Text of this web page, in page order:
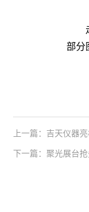
部分
上一篇：吉天仪器